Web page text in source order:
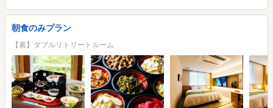
朝食のみプラン
【素】ダブルリトリートルーム